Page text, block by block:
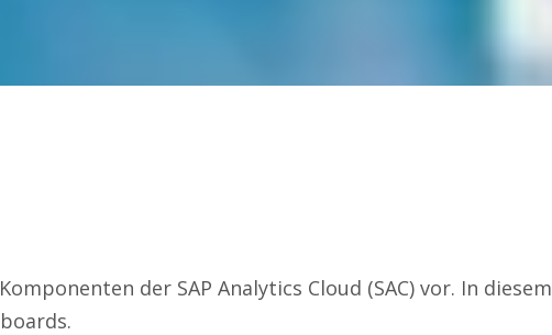
der SAP Analytics Cloud (SAC) vor. In diesem